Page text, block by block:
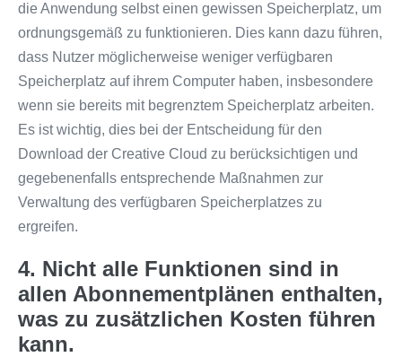
die Anwendung selbst einen gewissen Speicherplatz, um
ordnungsgemäß zu funktionieren. Dies kann dazu führen,
dass Nutzer möglicherweise weniger verfügbaren
Speicherplatz auf ihrem Computer haben, insbesondere
wenn sie bereits mit begrenztem Speicherplatz arbeiten.
Es ist wichtig, dies bei der Entscheidung für den
Download der Creative Cloud zu berücksichtigen und
gegebenenfalls entsprechende Maßnahmen zur
Verwaltung des verfügbaren Speicherplatzes zu
ergreifen.
4. Nicht alle Funktionen sind in
allen Abonnementplänen enthalten,
was zu zusätzlichen Kosten führen
kann.